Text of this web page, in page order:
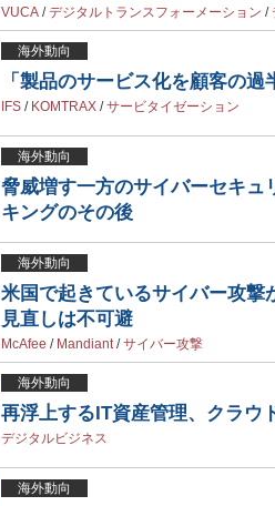
VUCA /デジタルトランスフォーメーション /
海外動向
「製品のサービス化を顧客の
IFS / KOMTRAX /サービタイゼーション
海外動向
脅威増す一方のサイバーセキュ
キングのその後
海外動向
米国で起きているサイバー攻撃
見直しは不可避
McAfee / Mandiant/サイバー攻撃
海外動向
再浮上するIT資産管理、クラウ
デジタルビジネス
海外動向